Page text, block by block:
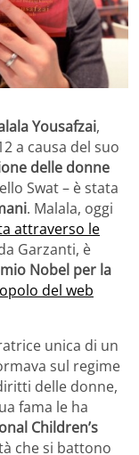
Yousafzai,
a causa del suo
delle donne
Swat – è stata
. Malala, oggi
attraverso le
Garzanti, è
Nobel per la
del web
unica di un
sul regime
delle donne,
fama le ha
Children’s
che si battono